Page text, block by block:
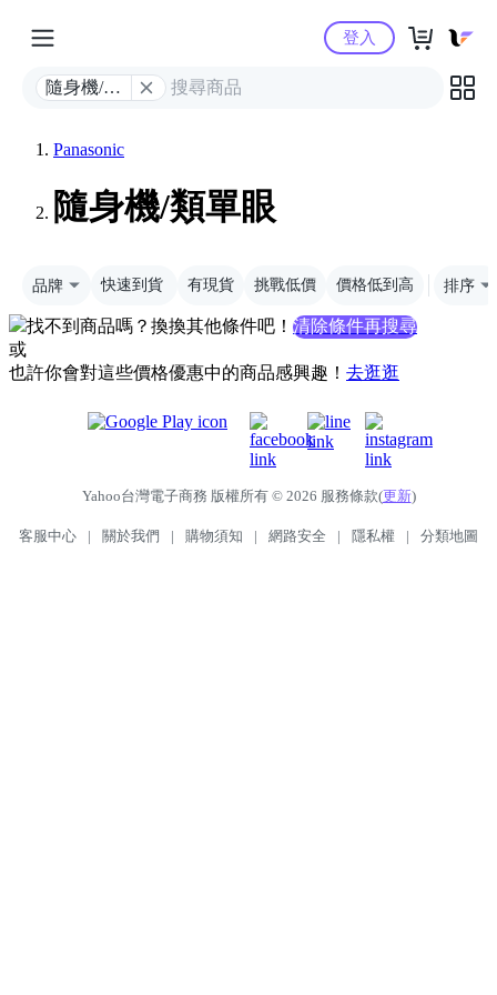
Yahoo購物中心
隨身機/類
登入
Panasonic
隨身機/類單眼
品牌 快速到貨 有現貨 挑戰低價 價格低到高 排序
找不到商品嗎？換換其他條件吧！ 清除條件再搜尋
或
也許你會對這些價格優惠中的商品感興趣！ 去逛逛
Yahoo台灣電子商務 版權所有 © 2026 服務條款(更新)
客服中心 | 關於我們 | 購物須知 | 網路安全 | 隱私權 | 分類地圖